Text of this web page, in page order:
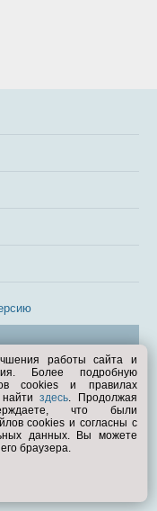
работы сайта и
Более подробную
cookies и правилах
найтиздесь. Продолжая
что были
cookies и согласны с
данных. Вы можете
браузера.